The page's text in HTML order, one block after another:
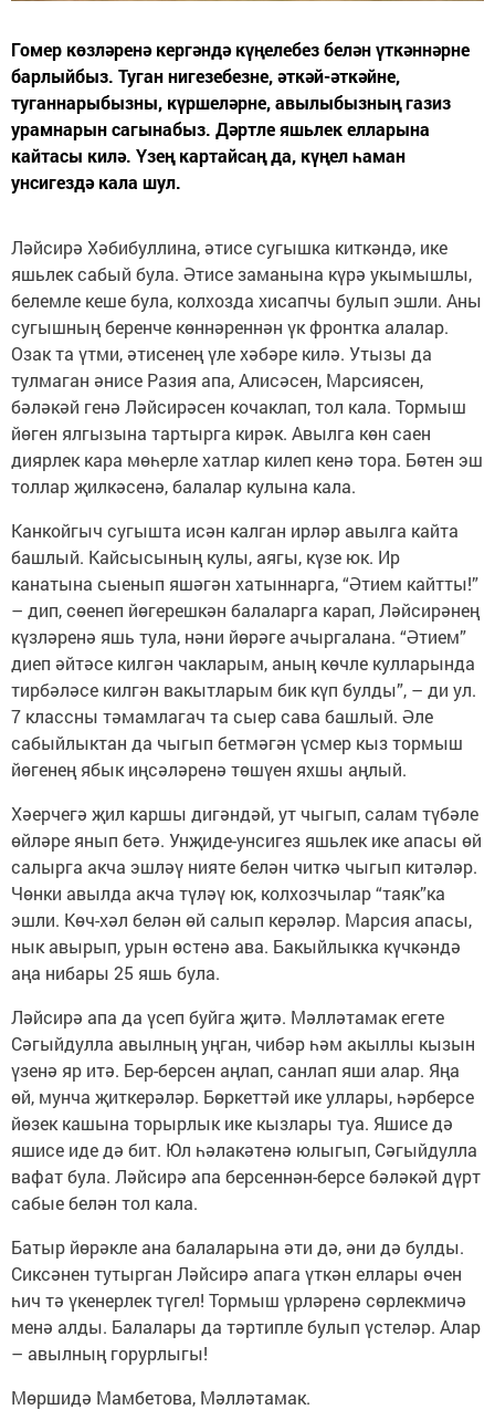
Гомер көзләренә кергәндә күңелебез белән үткәннәрне
барлыйбыз. Туган нигезебезне, әткәй-әткәйне,
туганнарыбызны, күршеләрне, авылыбызның газиз
урамнарын сагынабыз. Дәртле яшьлек елларына
кайтасы килә. Үзең картайсаң да, күңел һаман
унсигездә кала шул.
Ләйсирә Хәбибуллина, әтисе сугышка киткәндә, ике
яшьлек сабый була. Әтисе заманына күрә укымышлы,
белемле кеше була, колхозда хисапчы булып эшли. Аны
сугышның беренче көннәреннән үк фронтка алалар.
Озак та үтми, әтисенең үле хәбәре килә. Утызы да
тулмаган әнисе Разия апа, Алисәсен, Марсиясен,
бәләкәй генә Ләйсирәсен кочаклап, тол кала. Тормыш
йөген ялгызына тартырга кирәк. Авылга көн саен
диярлек кара мөһерле хатлар килеп кенә тора. Бөтен эш
толлар җилкәсенә, балалар кулына кала.
Канкойгыч сугышта исән калган ирләр авылга кайта
башлый. Кайсысының кулы, аягы, күзе юк. Ир
канатына сыенып яшәгән хатыннарга, “Әтием кайтты!”
– дип, сөенеп йөгерешкән балаларга карап, Ләйсирәнең
күзләренә яшь тула, нәни йөрәге ачыргалана. “Әтием”
диеп әйтәсе килгән чакларым, аның көчле кулларында
тирбәләсе килгән вакытларым бик күп булды”, – ди ул.
7 классны тәмамлагач та сыер сава башлый. Әле
сабыйлыктан да чыгып бетмәгән үсмер кыз тормыш
йөгенең ябык иңсәләренә төшүен яхшы аңлый.
Хәерчегә җил каршы дигәндәй, ут чыгып, салам түбәле
өйләре янып бетә. Унҗиде-унсигез яшьлек ике апасы өй
салырга акча эшләү нияте белән читкә чыгып китәләр.
Чөнки авылда акча түләү юк, колхозчылар “таяк”ка
эшли. Көч-хәл белән өй салып керәләр. Марсия апасы,
нык авырып, урын өстенә ава. Бакыйлыкка күчкәндә
аңа нибары 25 яшь була.
Ләйсирә апа да үсеп буйга җитә. Мәлләтамак егете
Сәгыйдулла авылның уңган, чибәр һәм акыллы кызын
үзенә яр итә. Бер-берсен аңлап, санлап яши алар. Яңа
өй, мунча җиткерәләр. Бөркеттәй ике уллары, һәрберсе
йөзек кашына торырлык ике кызлары туа. Яшисе дә
яшисе иде дә бит. Юл һәлакәтенә юлыгып, Сәгыйдулла
вафат була. Ләйсирә апа берсеннән-берсе бәләкәй дүрт
сабые белән тол кала.
Батыр йөрәкле ана балаларына әти дә, әни дә булды.
Сиксәнен тутырган Ләйсирә апага үткән еллары өчен
һич тә үкенерлек түгел! Тормыш үрләренә сөрлекмичә
менә алды. Балалары да тәртипле булып үстеләр. Алар
– авылның горурлыгы!
Мөршидә Мамбетова, Мәлләтамак.